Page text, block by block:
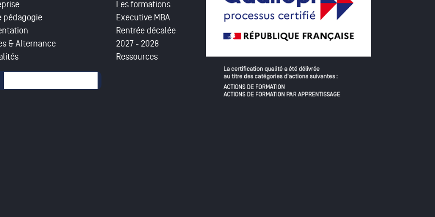
pédagogie
& Alternance
Les formations
Executive MBA
Rentrée décalée
2027 - 2028
Ressources